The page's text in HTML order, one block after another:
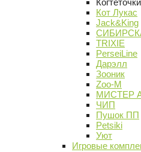
Когтеточки
Кот Лукас
Jack&King
TRIXIE
PerseiLine
Дарэлл
Зооник
Zoo-M
МИСТЕР
ЧИП
Пушок ПП
Petsiki
Уют
Игровые